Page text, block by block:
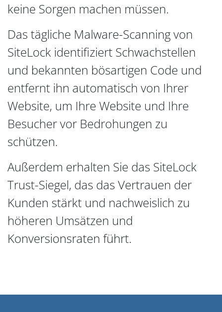
keine Sorgen machen müssen.
Das tägliche Malware-Scanning von
SiteLock identifiziert Schwachstellen
und bekannten bösartigen Code und
entfernt ihn automatisch von Ihrer
Website, um Ihre Website und Ihre
Besucher vor Bedrohungen zu
schützen.
Außerdem erhalten Sie das SiteLock
Trust-Siegel, das das Vertrauen der
Kunden stärkt und nachweislich zu
höheren Umsätzen und
Konversionsraten führt.